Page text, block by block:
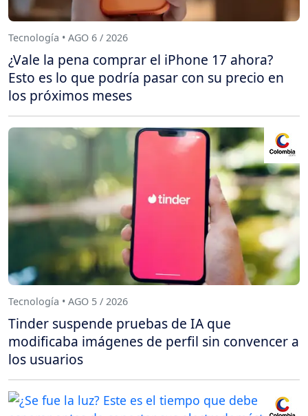
Tecnología • AGO 6 / 2026
¿Vale la pena comprar el iPhone 17 ahora?
Esto es lo que podría pasar con su precio en
los próximos meses
Tecnología • AGO 5 / 2026
Tinder suspende pruebas de IA que
modificaba imágenes de perfil sin convencer a
los usuarios